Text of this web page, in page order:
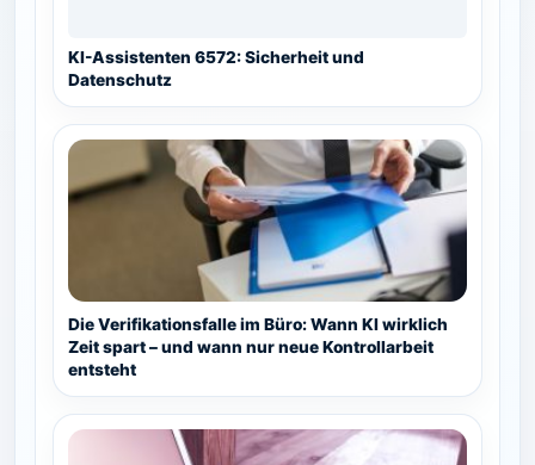
KI-Assistenten 6572: Sicherheit und
Datenschutz
Die Verifikationsfalle im Büro: Wann KI wirklich
Zeit spart – und wann nur neue Kontrollarbeit
entsteht